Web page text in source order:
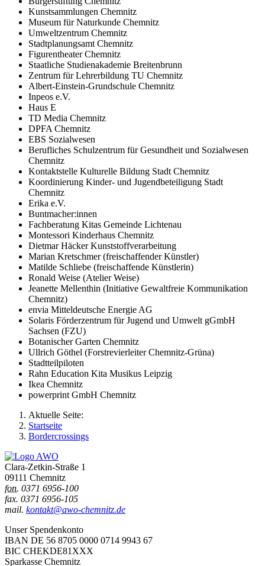
Kunstsammlungen Chemnitz
Museum für Naturkunde Chemnitz
Umweltzentrum Chemnitz
Stadtplanungsamt Chemnitz
Figurentheater Chemnitz
Staatliche Studienakademie Breitenbrunn
Zentrum für Lehrerbildung TU Chemnitz
Albert-Einstein-Grundschule Chemnitz
Inpeos e.V.
Haus E
TD Media Chemnitz
DPFA Chemnitz
EBS Sozialwesen
Berufliches Schulzentrum für Gesundheit und Sozialwesen
Chemnitz
Kontaktstelle Kulturelle Bildung Stadt Chemnitz
Koordinierung Kinder- und Jugendbeteiligung Stadt
Chemnitz
Erika e.V.
Buntmacher:innen
Fachberatung Kitas Gemeinde Lichtenau
Montessori Kinderhaus Chemnitz
Dietmar Häcker Kunststoffverarbeitung
Marian Kretschmer (freischaffender Künstler)
Matilde Schliebe (freischaffende Künstlerin)
Ronald Weise (Atelier Weise)
Jeanette Mellenthin (Initiative Gewaltfreie Kommunikation
Chemnitz)
envia Mitteldeutsche Energie AG
Solaris Förderzentrum für Jugend und Umwelt gGmbH
Sachsen (FZU)
Botanischer Garten Chemnitz
Ullrich Göthel (Forstrevierleiter Chemnitz-Grüna)
Stadtteilpiloten
Rahn Education Kita Musikus Leipzig
Ikea Chemnitz
powerprint GmbH Chemnitz
Aktuelle Seite:
Startseite
Bordercrossings
Clara-Zetkin-Straße 1
09111 Chemnitz
fon. 0371 6956-100
fax. 0371 6956-105
mail. kontakt@awo-chemnitz.de
Unser Spendenkonto
IBAN DE 56 8705 0000 0714 9943 67
BIC CHEKDE81XXX
Sparkasse Chemnitz